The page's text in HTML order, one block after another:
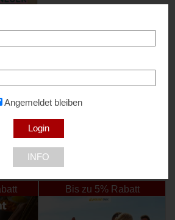
Bis zu 5% Rabatt
Angemeldet bleiben
INFO